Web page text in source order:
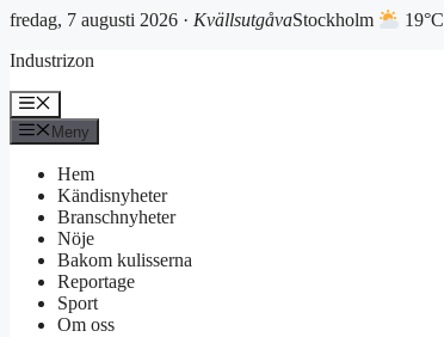
fredag, 7 augusti 2026 · KvällsutgåvaStockholm 19°C
till
Industrizon
Meny
Meny
Hem
Kändisnyheter
Branschnyheter
Nöje
Bakom kulisserna
Reportage
Sport
Om oss